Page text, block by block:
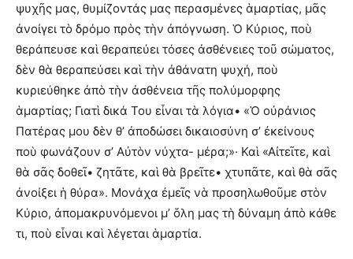
ψυχῆς μας, θυμίζοντάς μας περασμένες ἁμαρτίας, μᾶς
ἀνοίγει τὸ δρόμο πρὸς τὴν ἀπόγνωση. Ὁ Κύριος, ποὺ
θεράπευσε καὶ θεραπεύει τόσες ἀσθένειες τοῦ σώματος,
δὲν θὰ θεραπεύσει καὶ τὴν ἀθάνατη ψυχή, ποὺ
κυριεύθηκε ἀπὸ τὴν ἀσθένεια τῆς πολύμορφης
ἁμαρτίας; Γιατὶ δικά Του εἶναι τὰ λόγια• «Ὁ οὐράνιος
Πατέρας μου δὲν θ’ ἀποδώσει δικαιοσύνη σ’ ἐκείνους
ποὺ φωνάζουν σ’ Αὐτὸν νύχτα- μέρα;»· Καὶ «Αἰτεῖτε, καὶ
θὰ σᾶς δοθεῖ• ζητᾶτε, καὶ θὰ βρεῖτε• χτυπᾶτε, καὶ θὰ σᾶς
ἀνοίξει ἡ θύρα». Μονάχα ἐμεῖς νὰ προσηλωθοῦμε στὸν
Κύριο, ἀπομακρυνόμενοι μ’ ὅλη μας τὴ δύναμη ἀπὸ κάθε
τι, ποὺ εἶναι καὶ λέγεται ἁμαρτία.